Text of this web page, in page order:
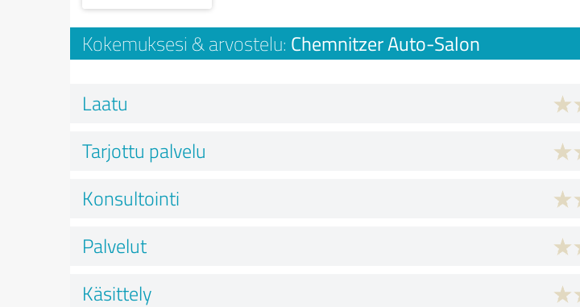
Kokemuksesi & arvostelu: Chemnitzer Auto-Salon
Laatu
Tarjottu palvelu
Konsultointi
Palvelut
Käsittely